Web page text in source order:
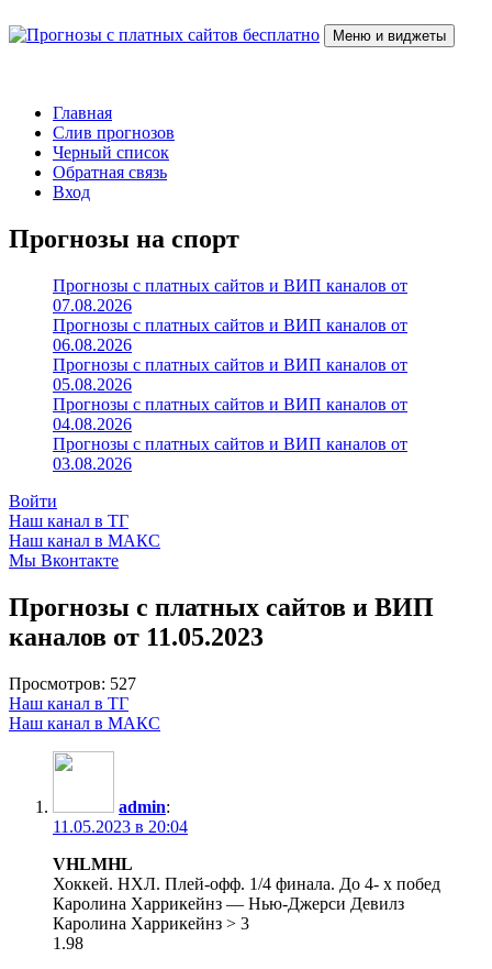
к
Меню и виджеты
Главная
Слив прогнозов
Черный список
Обратная связь
Вход
Прогнозы на спорт
Прогнозы с платных сайтов и ВИП каналов от
07.08.2026
Прогнозы с платных сайтов и ВИП каналов от
06.08.2026
Прогнозы с платных сайтов и ВИП каналов от
05.08.2026
Прогнозы с платных сайтов и ВИП каналов от
04.08.2026
Прогнозы с платных сайтов и ВИП каналов от
03.08.2026
Войти
Наш канал в ТГ
Наш канал в МАКС
Мы Вконтакте
Прогнозы с платных сайтов и ВИП
каналов от 11.05.2023
Просмотров: 527
Наш канал в ТГ
Наш канал в МАКС
admin:
11.05.2023 в 20:04
VHLMHL
Хоккей. НХЛ. Плей-офф. 1/4 финала. До 4- х побед
Каролина Харрикейнз — Нью-Джерси Девилз
Каролина Харрикейнз > 3
1.98